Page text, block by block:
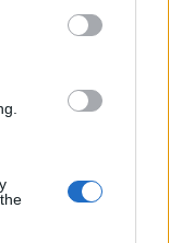
inte tvinga
när jag
på att